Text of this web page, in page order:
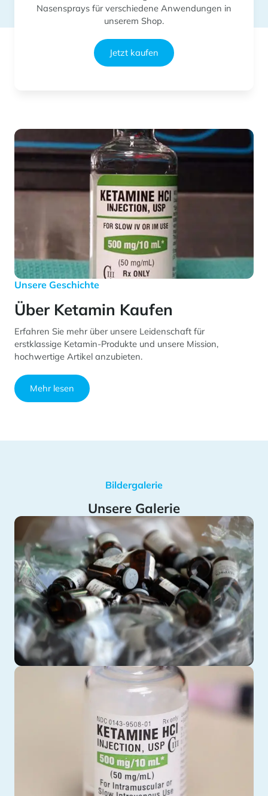
Nasensprays für verschiedene Anwendungen in
unserem Shop.
Jetzt kaufen
Unsere Geschichte
Über Ketamin Kaufen
Erfahren Sie mehr über unsere Leidenschaft für
erstklassige Ketamin-Produkte und unsere Mission,
hochwertige Artikel anzubieten.
Mehr lesen
Bildergalerie
Unsere Galerie